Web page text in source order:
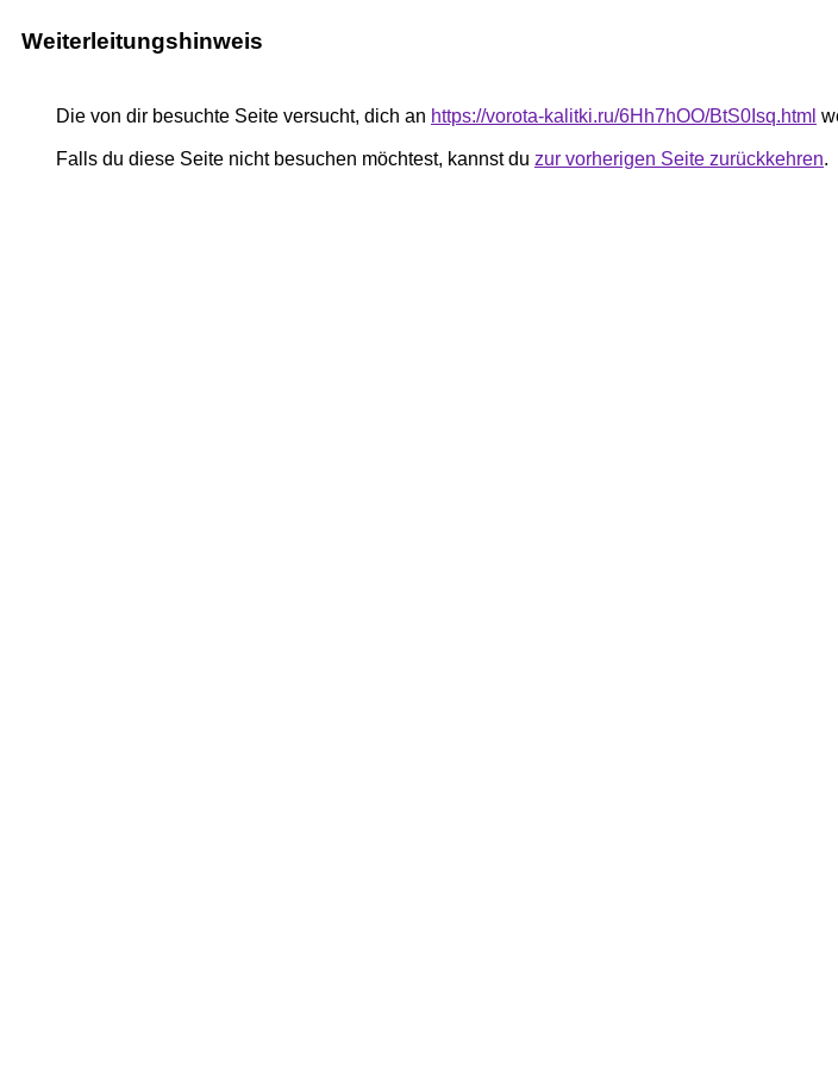
Weiterleitungshinweis
Die von dir besuchte Seite versucht, dich an https://vorota-kalitki.ru/6Hh7hOO/BtS0Isq.html
Falls du diese Seite nicht besuchen möchtest, kannst du zur vorherigen Seite zurückkehren.